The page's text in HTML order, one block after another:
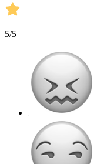
5/5